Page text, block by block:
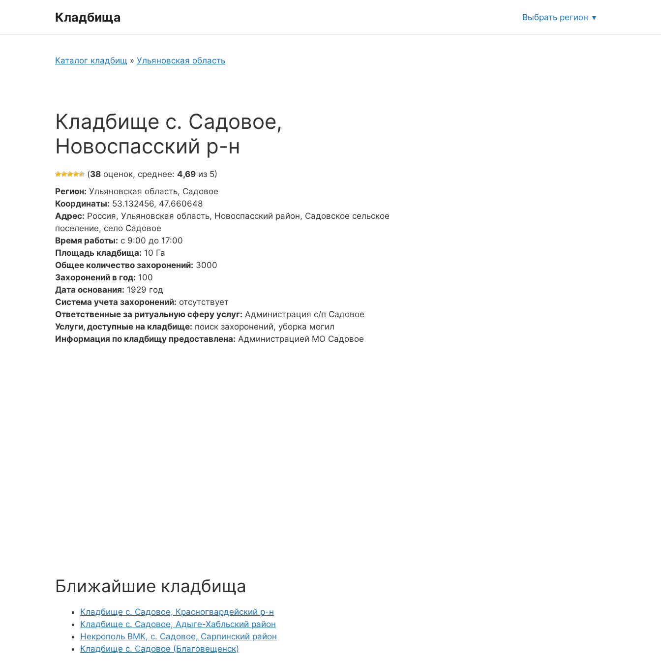
Кладбища Выбрать регион
Каталог кладбищ » Ульяновская область
Кладбище с. Садовое,
Новоспасский р-н
(38 оценок, среднее: 4,69 из 5)
Регион: Ульяновская область, Садовое
Координаты: 53.132456, 47.660648
Адрес: Россия, Ульяновская область, Новоспасский район, Садовское сельское
поселение, село Садовое
Время работы: с 9:00 до 17:00
Площадь кладбища: 10 Га
Общее количество захоронений: 3000
Захоронений в год: 100
Дата основания: 1929 год
Система учета захоронений: отсутствует
Ответственные за ритуальную сферу услуг: Администрация с/п Садовое
Услуги, доступные на кладбище: поиск захоронений, уборка могил
Информация по кладбищу предоставлена: Администрацией МО Садовое
Ближайшие кладбища
Кладбище с. Садовое, Красногвардейский р-н
Кладбище с. Садовое, Адыге-Хабльский район
Некрополь ВМК, с. Садовое, Сарпинский район
Кладбище с. Садовое (Благовещенск)